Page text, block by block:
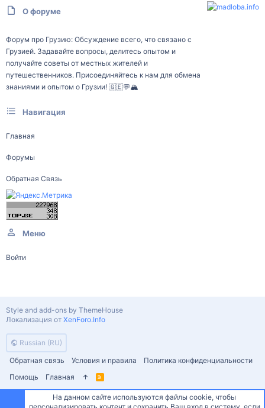
О форуме
Форум про Грузию: Обсуждение всего, что связано с
Грузией. Задавайте вопросы, делитесь опытом и
получайте советы от местных жителей и
путешественников. Присоединяйтесь к нам для обмена
знаниями и опытом о Грузии! 🇬🇪💬🏔️
Навигация
Главная
Форумы
Обратная Связь
Меню
Войти
Russian (RU)
Обратная связь
Условия и правила
Политика конфиденциальности
Помощь
Главная
R
S
Style and add-ons by ThemeHouse
Локализация от XenForo.Info
На данном сайте используются файлы cookie, чтобы